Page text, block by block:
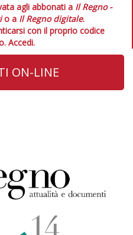
agli abbonati a Il Regno -
o a Il Regno digitale.
con il proprio codice
Accedi.
ON-LINE